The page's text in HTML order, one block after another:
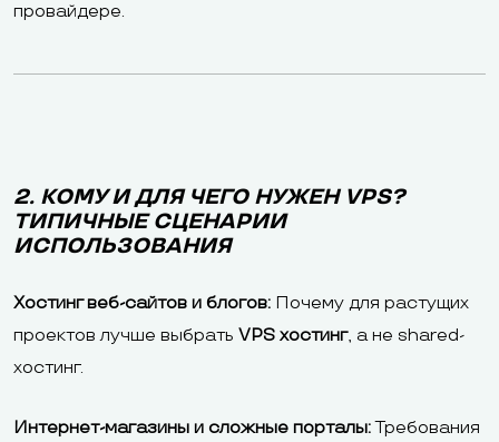
провайдере.
2. КОМУ И ДЛЯ ЧЕГО НУЖЕН VPS?
ТИПИЧНЫЕ СЦЕНАРИИ
ИСПОЛЬЗОВАНИЯ
Хостинг веб-сайтов и блогов: Почему для растущих
проектов лучше выбрать VPS хостинг, а не shared-
хостинг.
Интернет-магазины и сложные порталы:Требования